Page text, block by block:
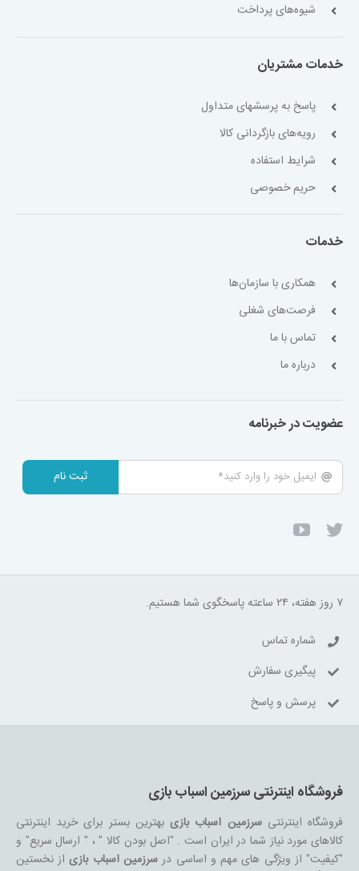
شیوه‌های پرداخت
خدمات مشتریان
پاسخ به پرسشهای متداول
رویه‌های بازگردانی کالا
شرایط استفاده
حریم خصوصی
خدمات
همکاری با سازمان‌ها
فرصت‌های شغلی
تماس با ما
درباره ما
عضویت در خبرنامه
ثبت نام
۷ روز هفته، ۲۴ ساعته پاسخگوی شما هستیم.
شماره تماس
پیگیری سفارش
پرسش و پاسخ
فروشگاه اینترنتی سرزمین اسباب بازی
فروشگاه اینترنتیسرزمین اسباب بازیبهترین بستر برای خرید اینترنتی
کالاهای مورد نیاز شما در ایران است . "اصل بودن کالا " ، " ارسال سریع" و
"کیفیت" از ویژگی های مهم و اساسی درسرزمین اسباب بازیاز نخستین